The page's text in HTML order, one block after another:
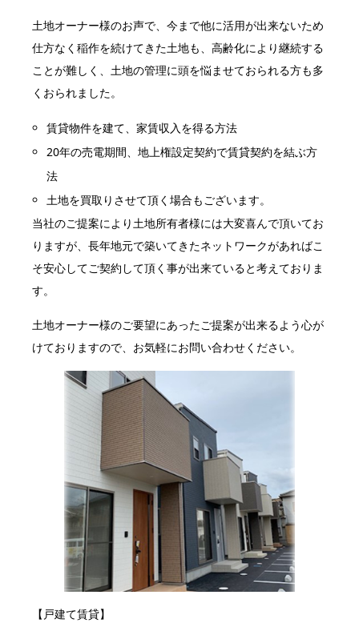
土地オーナー様のお声で、今まで他に活用が出来ないため
仕方なく稲作を続けてきた土地も、高齢化により継続する
ことが難しく、土地の管理に頭を悩ませておられる方も多
くおられました。
賃貸物件を建て、家賃収入を得る方法
20年の売電期間、地上権設定契約で賃貸契約を結ぶ方
法
土地を買取りさせて頂く場合もございます。
当社のご提案により土地所有者様には大変喜んで頂いてお
りますが、長年地元で築いてきたネットワークがあればこ
そ安心してご契約して頂く事が出来ていると考えておりま
す。
土地オーナー様のご要望にあったご提案が出来るよう心が
けておりますので、お気軽にお問い合わせください。
【戸建て賃貸】